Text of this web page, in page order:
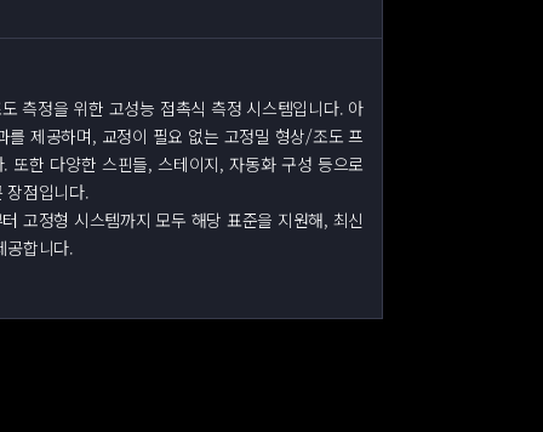
측정을 위한 고성능 접촉식 측정 시스템입니다. 아
제공하며, 교정이 필요 없는 고정밀 형상/조도 프
또한 다양한 스핀들, 스테이지, 자동화 구성 등으로
장점입니다.
고정형 시스템까지 모두 해당 표준을 지원해, 최신
공합니다.